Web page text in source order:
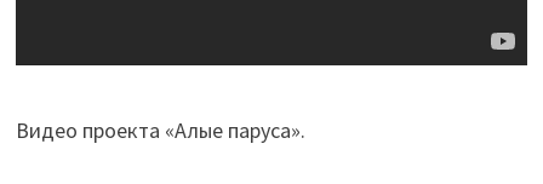
Видео проекта «Алые паруса».